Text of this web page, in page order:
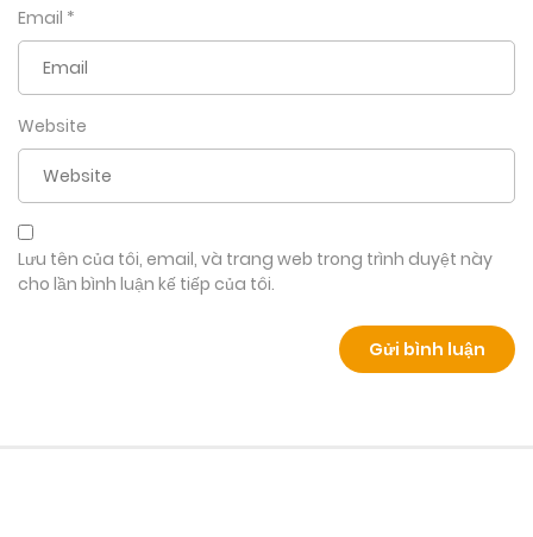
Email *
Website
Lưu tên của tôi, email, và trang web trong trình duyệt này
cho lần bình luận kế tiếp của tôi.